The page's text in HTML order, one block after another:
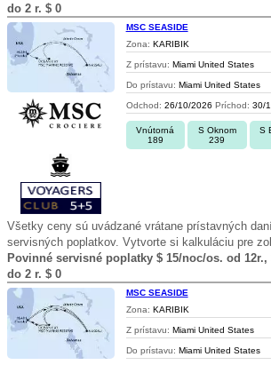
do 2 r. $ 0
MSC SEASIDE
Zona: KARIBIK
Z prístavu: Miami United States
Do prístavu: Miami United States
Odchod: 26/10/2026 Príchod: 30/
Vnútorná
189
S Oknom
239
S
Všetky ceny sú uvádzané vrátane prístavných
servisných poplatkov. Vytvorte si kalkuláciu pre
Povinné servisné poplatky $ 15/noc/os. od 12r.,
do 2 r. $ 0
MSC SEASIDE
Zona: KARIBIK
Z prístavu: Miami United States
Do prístavu: Miami United States